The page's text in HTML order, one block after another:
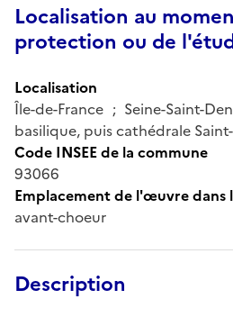
Localisation au
protection ou de
Localisation
Île-de-France ; Seine-Saint-
basilique, puis cathédrale
Code INSEE de la commune
93066
Emplacement de l'œuvre dans
avant-choeur
Description